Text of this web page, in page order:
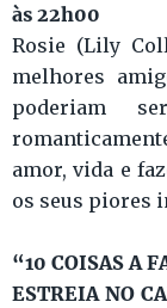
às 22h00
Rosie (Lily
melhores
poderiam
amor, vida e
os seus piores
“10 COISAS A
ESTREIA NO